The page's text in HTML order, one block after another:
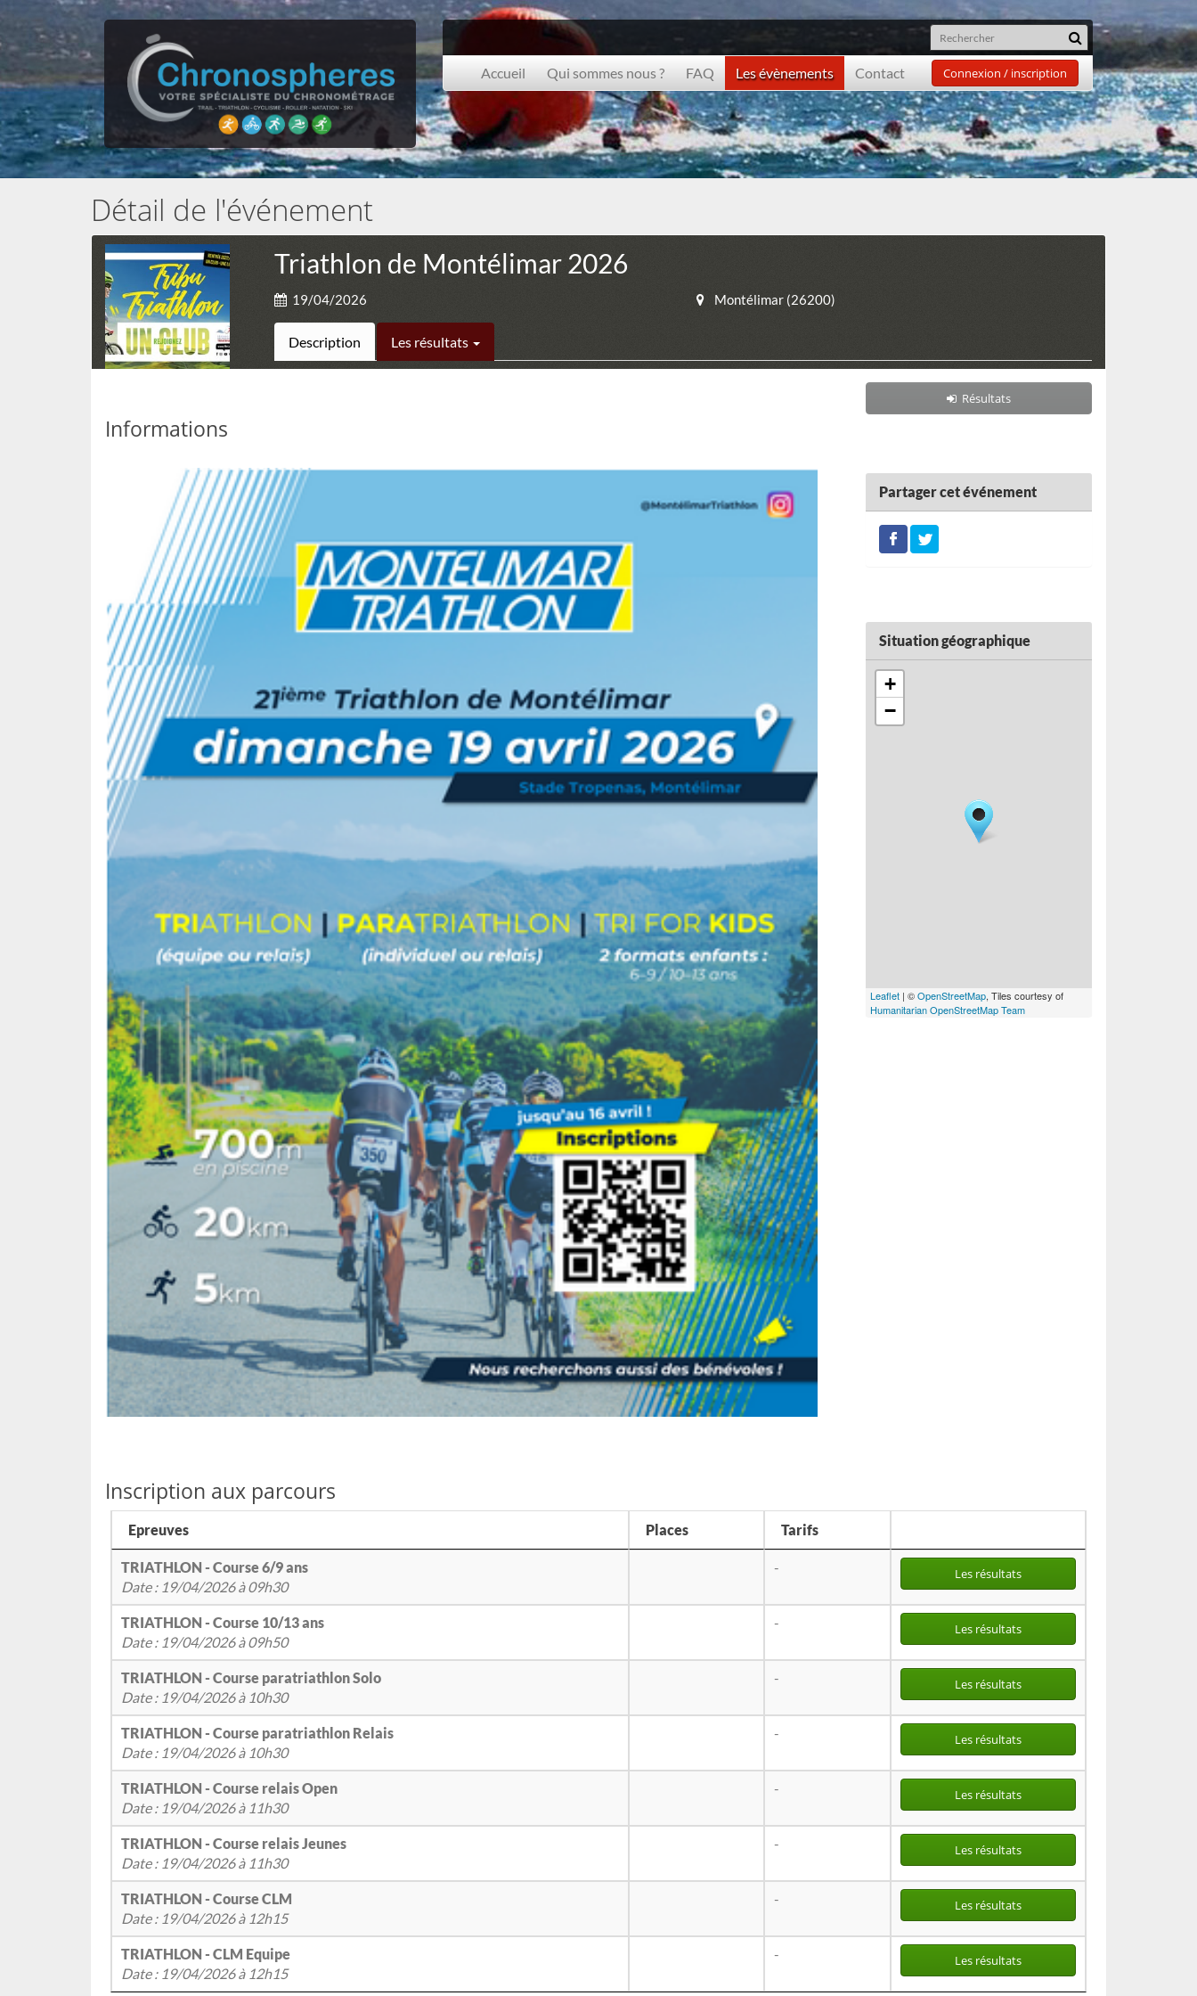
Accueil Qui sommes nous ? FAQ Les évènements Contact Connexion / inscription
Détail de l'événement
Triathlon de Montélimar 2026
19/04/2026 Montélimar (26200)
Description Les résultats
Informations
Résultats
Partager cet événement
Situation géographique
+
−
Leaflet| ©OpenStreetMap, Tiles courtesy of
Humanitarian OpenStreetMap Team
Inscription aux parcours
Epreuves Places Tarifs
TRIATHLON - Course 6/9 ans
Date : 19/04/2026 à 09h30
- Les résultats
TRIATHLON - Course 10/13 ans
Date : 19/04/2026 à 09h50
- Les résultats
TRIATHLON - Course paratriathlon Solo
Date : 19/04/2026 à 10h30
- Les résultats
TRIATHLON - Course paratriathlon Relais
Date : 19/04/2026 à 10h30
- Les résultats
TRIATHLON - Course relais Open
Date : 19/04/2026 à 11h30
- Les résultats
TRIATHLON - Course relais Jeunes
Date : 19/04/2026 à 11h30
- Les résultats
TRIATHLON - Course CLM
Date : 19/04/2026 à 12h15
- Les résultats
TRIATHLON - CLM Equipe
Date : 19/04/2026 à 12h15
- Les résultats